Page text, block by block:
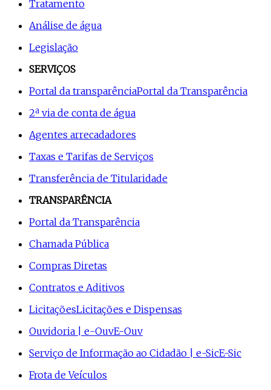
Tratamento
Análise de água
Legislação
SERVIÇOS
Portal da transparênciaPortal da Transparência
2ª via de conta de água
Agentes arrecadadores
Taxas e Tarifas de Serviços
Transferência de Titularidade
TRANSPARÊNCIA
Portal da Transparência
Chamada Pública
Compras Diretas
Contratos e Aditivos
LicitaçõesLicitações e Dispensas
Ouvidoria | e-OuvE-Ouv
Serviço de Informação ao Cidadão | e-SicE-Sic
Frota de Veículos